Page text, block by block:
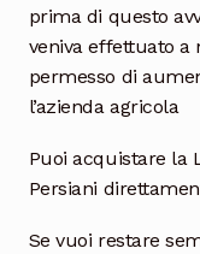
prima di questo
veniva effettuato a
permesso di
l’azienda agricola
Puoi acquistare la
Persiani
Se vuoi restare